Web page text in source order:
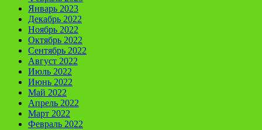
Январь 2023
Декабрь 2022
Ноябрь 2022
Октябрь 2022
Сентябрь 2022
Август 2022
Июль 2022
Июнь 2022
Май 2022
Апрель 2022
Март 2022
Февраль 2022